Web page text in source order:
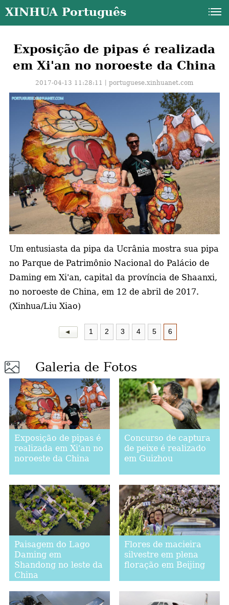
XINHUA Português
Exposição de pipas é realizada
em Xi'an no noroeste da China
2017-04-13 11:28:11丨portuguese.xinhuanet.com
Um entusiasta da pipa da Ucrânia mostra sua pipa
no Parque de Patrimônio Nacional do Palácio de
Daming em Xi'an, capital da província de Shaanxi,
no noroeste de China, em 12 de abril de 2017.
(Xinhua/Liu Xiao)
1 2 3 4 5 6
Galeria de Fotos
Exposição de pipas é
realizada em Xi'an no
noroeste da China
Concurso de captura
de peixe é realizado
em Guizhou
Paisagem do Lago
Daming em
Shandong no leste da
China
Flores de macieira
silvestre em plena
floração em Beijing